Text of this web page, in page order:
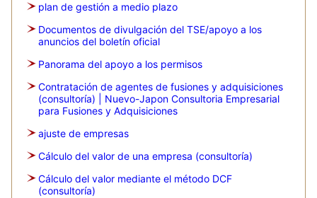
plan de gestión a medio plazo
Documentos de divulgación del TSE/apoyo a los
anuncios del boletín oficial
Panorama del apoyo a los permisos
Contratación de agentes de fusiones y adquisiciones
(consultoría) | Nuevo-Japon Consultoria Empresarial
para Fusiones y Adquisiciones
ajuste de empresas
Cálculo del valor de una empresa (consultoría)
Cálculo del valor mediante el método DCF
(consultoría)